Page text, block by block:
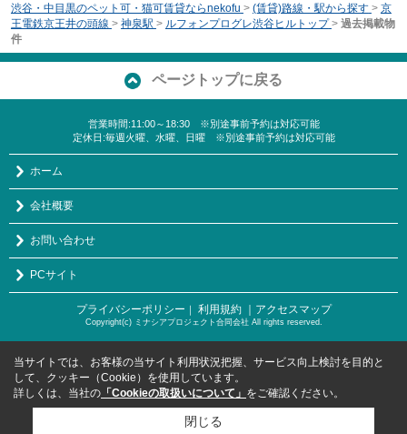
渋谷・中目黒のペット可・猫可賃貸ならnekofu > (賃貸)路線・駅から探す > 京
王電鉄京王井の頭線 > 神泉駅 > ルフォンプログレ渋谷ヒルトップ > 過去掲載物
件
ページトップに戻る
営業時間:11:00～18:30 ※別途事前予約は対応可能
定休日:毎週火曜、水曜、日曜 ※別途事前予約は対応可能
ホーム
会社概要
お問い合わせ
PCサイト
プライバシーポリシー ｜ 利用規約 ｜アクセスマップ
Copyright(c) ミナシアプロジェクト合同会社 All rights reserved.
当サイトでは、お客様の当サイト利用状況把握、サービス向上検討を目的と
して、クッキー（Cookie）を使用しています。
詳しくは、当社の 「Cookieの取扱いについて」 をご確認ください。
閉じる